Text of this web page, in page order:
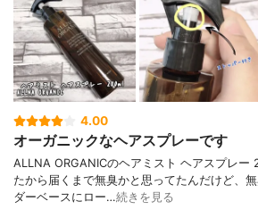
4.00
オーガニックなヘアスプレーです
ALLNA ORGANICのヘアミスト ヘアスプレー
たから届くまで無臭かと思ってたんだけど、
ダーベースにロー…続きを見る